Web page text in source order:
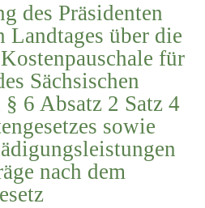
des Präsidenten
Landtages über die
für
Sächsischen
6 Absatz 2 Satz 4
sowie
nach dem